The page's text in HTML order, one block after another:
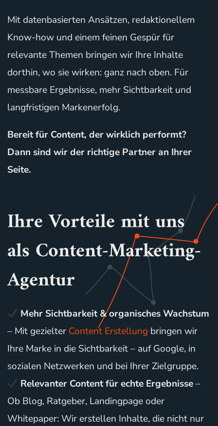
Mit datenbasierten Ansätzen, redaktionellem
Know-how und einem feinen Gespür für
relevante Themen bringen wir Ihre Inhalte
dorthin, wo sie wirken: ganz nach oben. Für
messbare Ergebnisse, mehr Sichtbarkeit und
langfristigen Markenerfolg.
Bereit für Content, der wirklich performt?
Dann sind wir der richtige Partner an Ihrer
Seite.
Ihre Vorteile mit uns
als Content-Marketing-
Agentur
Mehr Sichtbarkeit & organisches Wachstum
– Mit gezielter Content Erstellung bringen wir
Ihre Marke in die Sichtbarkeit – auf Google, in
sozialen Netzwerken und bei Ihrer Zielgruppe.
Relevanter Content für echte Ergebnisse–
Ob Blog, Ratgeber, Landingpage oder
Whitepaper: Wir erstellen Inhalte, die nicht nur